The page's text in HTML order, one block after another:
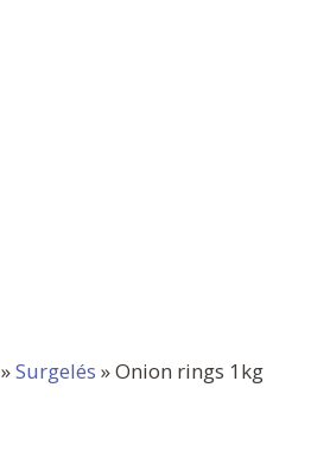
»Surgelés » Onion rings 1kg